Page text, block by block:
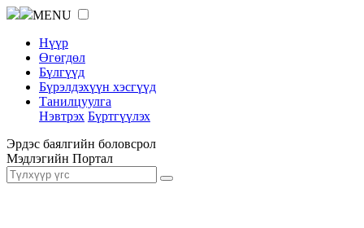
MENU
Нүүр
Өгөгдөл
Бүлгүүд
Бүрэлдэхүүн хэсгүүд
Танилцуулга
Нэвтрэх Бүртгүүлэх
Эрдэс баялгийн боловсрол
Мэдлэгийн Портал